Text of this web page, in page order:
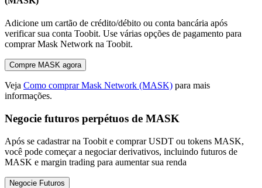
Adicione um cartão de crédito/débito ou conta bancária após
verificar sua conta Toobit. Use várias opções de pagamento para
comprar Mask Network na Toobit.
Compre MASK agora
Veja Como comprar Mask Network (MASK) para mais
informações.
Negocie futuros perpétuos de MASK
Após se cadastrar na Toobit e comprar USDT ou tokens MASK,
você pode começar a negociar derivativos, incluindo futuros de
MASK e margin trading para aumentar sua renda
Negocie Futuros